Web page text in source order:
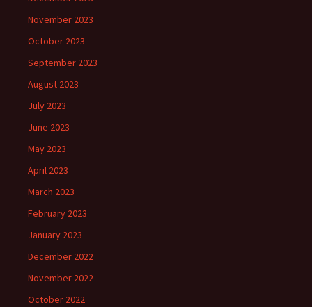
November 2023
October 2023
September 2023
August 2023
July 2023
June 2023
May 2023
April 2023
March 2023
February 2023
January 2023
December 2022
November 2022
October 2022